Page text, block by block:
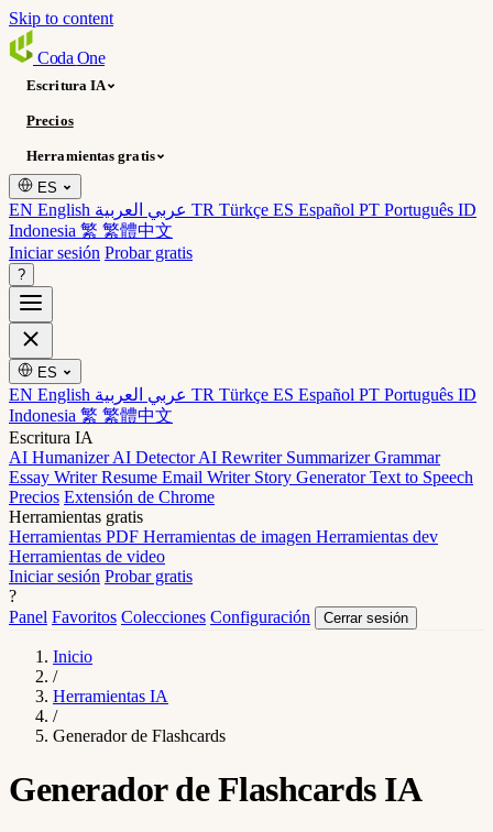
Skip to content
Coda One
Escritura IA
Precios
Herramientas gratis
ES
EN English TR Türkçe ES Español PT Português ID
Indonesia 繁 繁體中文
Iniciar sesión Probar gratis
?
ES
EN English TR Türkçe ES Español PT Português ID
Indonesia 繁 繁體中文
Escritura IA
AI HumanizerAI DetectorAI Rewriter SummarizerGrammar
Essay WriterResume Email Writer Story GeneratorText to Speech
Precios Extensión de Chrome
Herramientas gratis
Herramientas PDF Herramientas de imagen Herramientas dev
Herramientas de video
Iniciar sesión Probar gratis
?
Panel Favoritos Colecciones Configuración Cerrar sesión
Inicio
/
Herramientas IA
/
Generador de Flashcards
Generador de Flashcards IA